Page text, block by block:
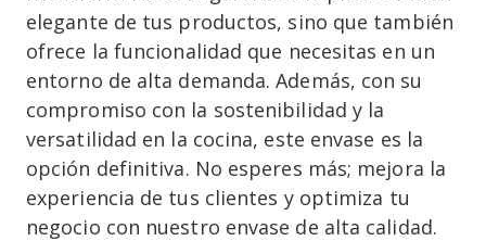
elegante de tus productos, sino que también
ofrece la funcionalidad que necesitas en un
entorno de alta demanda. Además, con su
compromiso con la sostenibilidad y la
versatilidad en la cocina, este envase es la
opción definitiva. No esperes más; mejora la
experiencia de tus clientes y optimiza tu
negocio con nuestro envase de alta calidad.